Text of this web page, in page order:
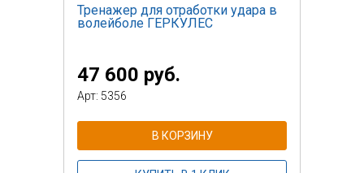
Тренажер для отработки удара в
волейболе ГЕРКУЛЕС
47 600 руб.
Арт: 5356
В КОРЗИНУ